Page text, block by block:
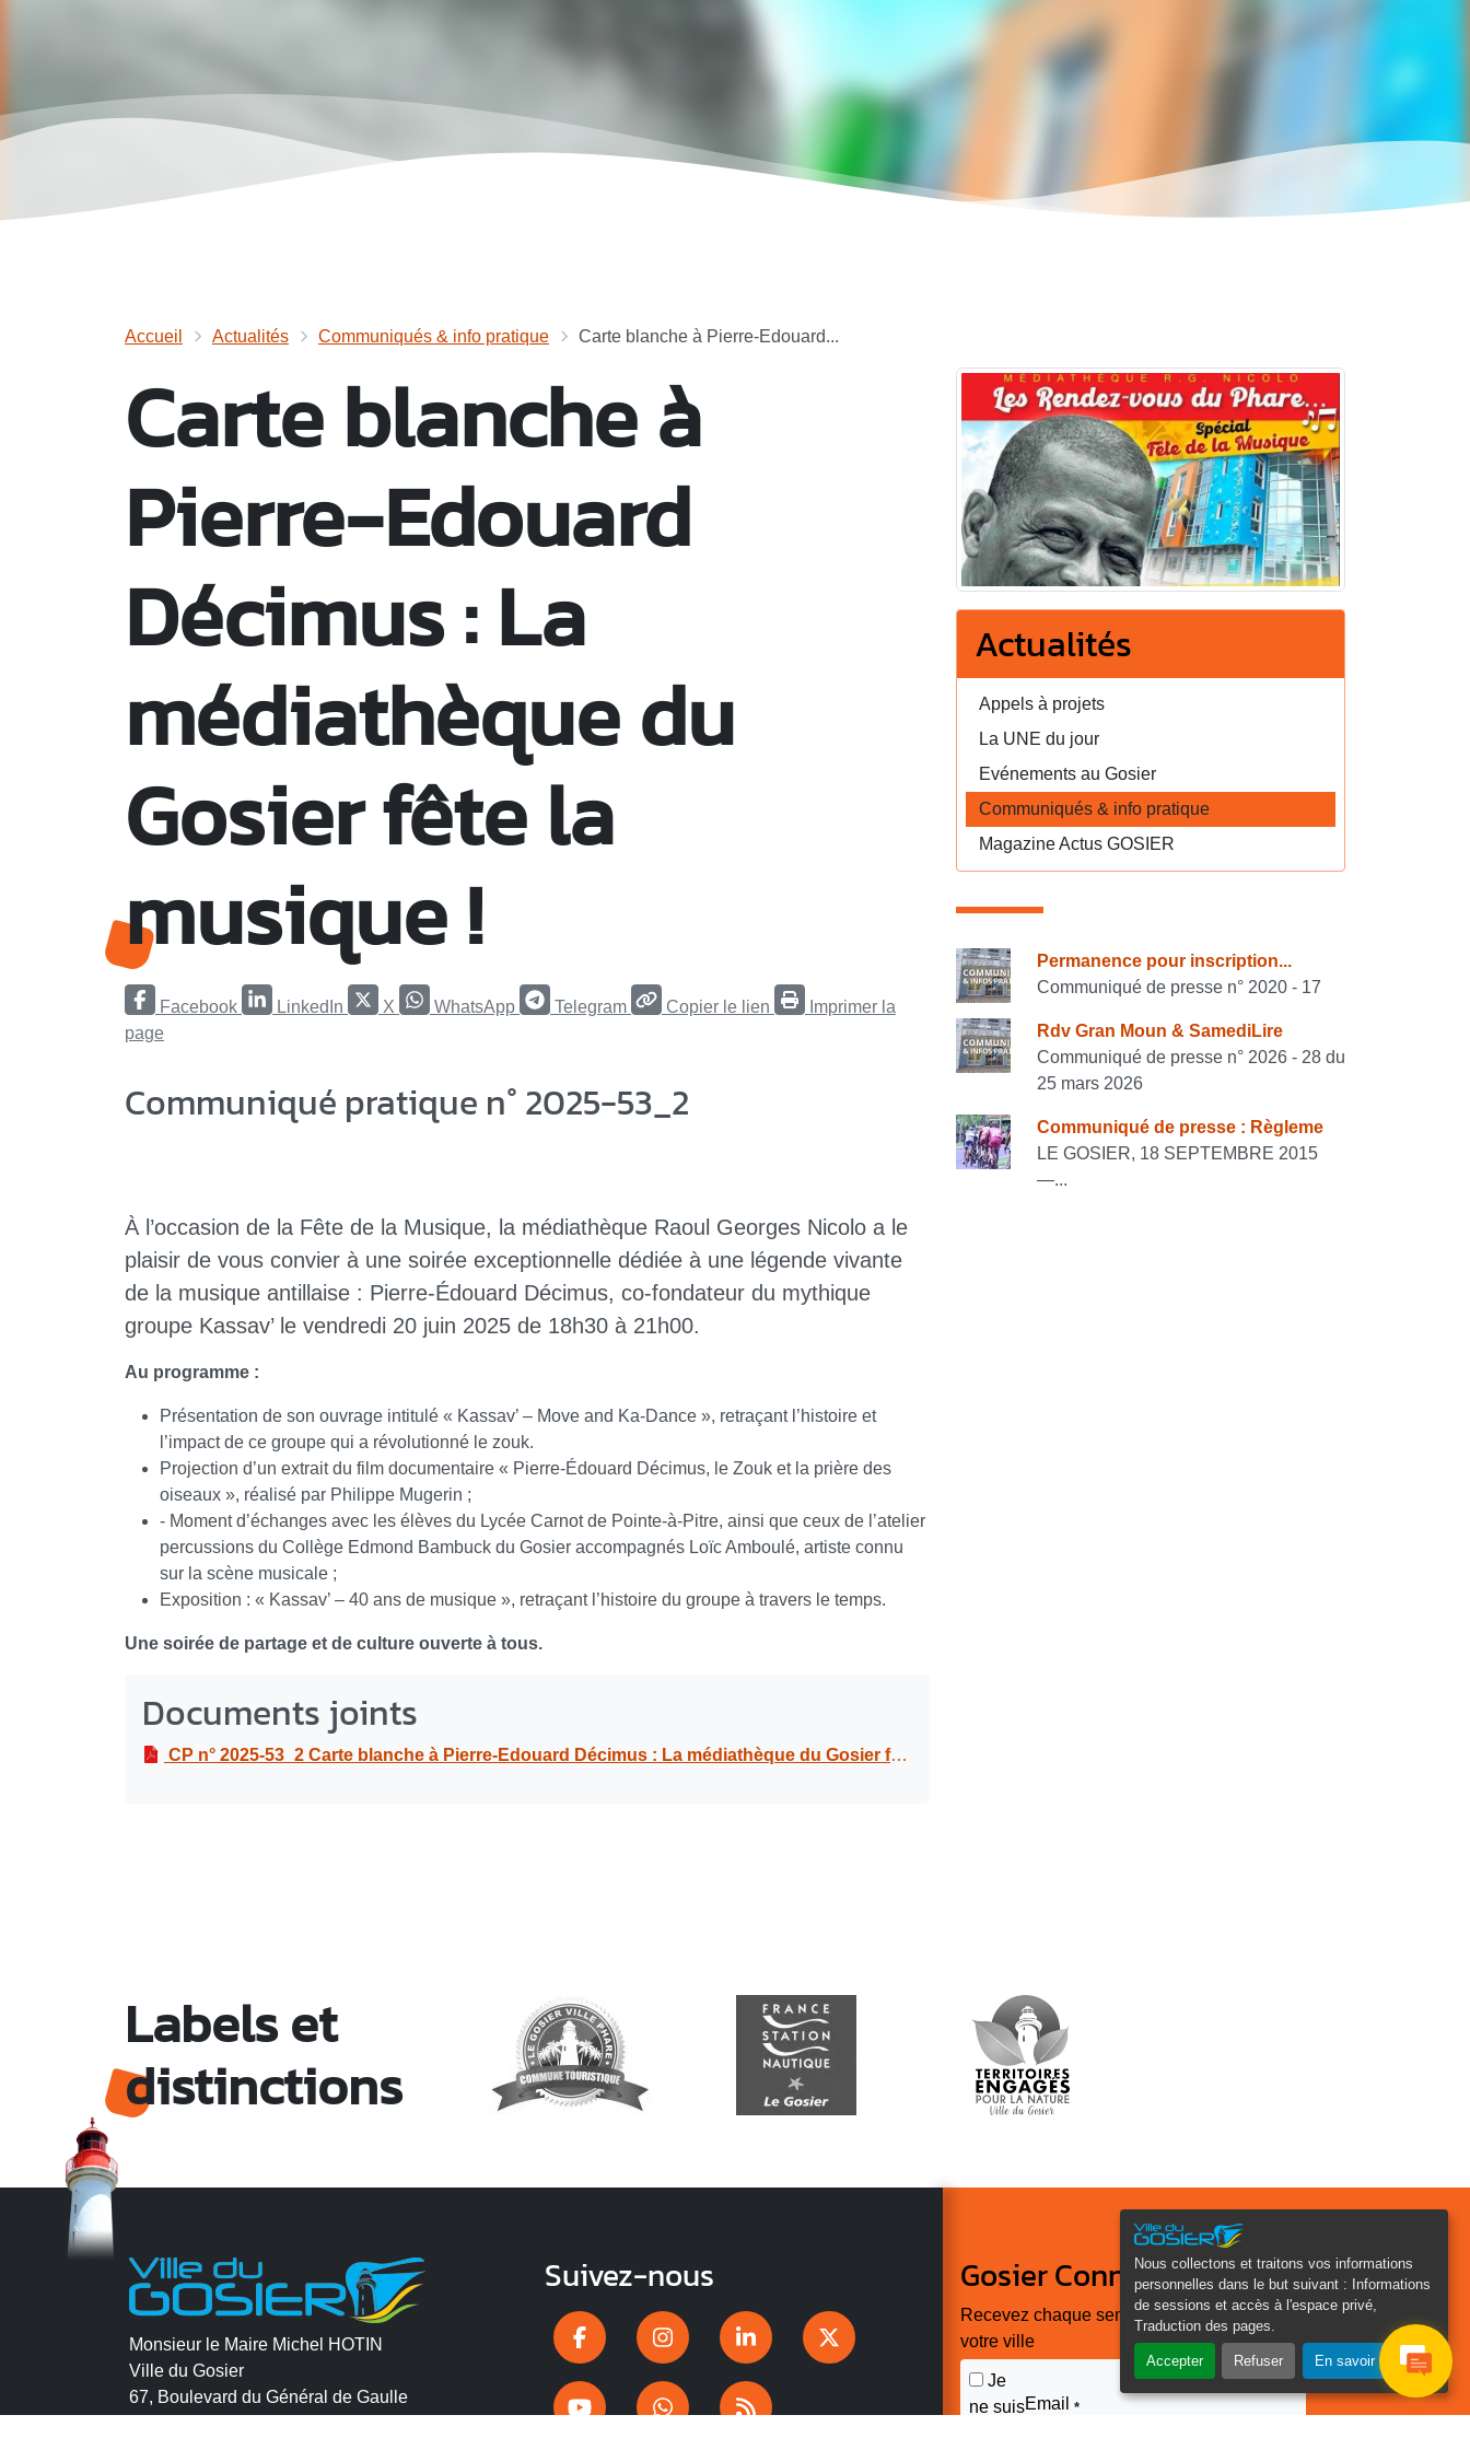
Nous collectons et traitons vos informations
personnelles dans le but suivant :
Informations
de sessions et accès à l'espace privé,
Traduction des pages
Accepter Refuser En savoir plus
Accueil Actualités Communiqués & info pratique Carte blanche à Pierre-Edouard...
Carte blanche à
Pierre-Edouard
Décimus : La
médiathèque du
Gosier fête la
musique !
Facebook LinkedIn X WhatsApp Telegram Copier le lien
Imprimer la
page
Communiqué pratique n° 2025-53_2
À l’occasion de la Fête de la Musique, la médiathèque Raoul Georges Nicolo a le
plaisir de vous convier à une soirée exceptionnelle dédiée à une légende vivante
de la musique antillaise : Pierre-Édouard Décimus, co-fondateur du mythique
groupe Kassav’ le vendredi 20 juin 2025 de 18h30 à 21h00.
Au programme :
Présentation de son ouvrage intitulé « Kassav’ – Move and Ka-Dance », retraçant l’histoire et
l’impact de ce groupe qui a révolutionné le zouk.
Projection d’un extrait du film documentaire « Pierre-Édouard Décimus, le Zouk et la prière des
oiseaux », réalisé par Philippe Mugerin ;
- Moment d’échanges avec les élèves du Lycée Carnot de Pointe-à-Pitre, ainsi que ceux de l’atelier
percussions du Collège Edmond Bambuck du Gosier accompagnés Loïc Amboulé, artiste connu
sur la scène musicale ;
Exposition : « Kassav’ – 40 ans de musique », retraçant l’histoire du groupe à travers le temps.
Une soirée de partage et de culture ouverte à tous.
Documents joints
CP n° 2025-53_2 Carte blanche à Pierre-Edouard Décimus : La médiathèque du Gosier fête la musique !
Actualités
Appels à projets
La UNE du jour
Evénements au Gosier
Communiqués & info pratique
Magazine Actus GOSIER
Consulter également
Permanence pour inscription...
Communiqué de presse n° 2020 - 17
Rdv Gran Moun & SamediLire
Communiqué de presse n° 2026 - 28 du
25 mars 2026
Communiqué de presse : Règleme
LE GOSIER, 18 SEPTEMBRE 2015
—...
Labels et
distinctions
Monsieur le Maire Michel HOTIN
Ville du Gosier
67, Boulevard du Général de Gaulle
Suivez-nous Gosier Connecté
Recevez chaque semaine l'actualité de
votre ville
Je
ne suisEmail *